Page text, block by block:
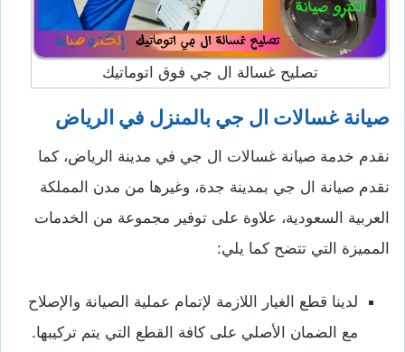
تصليح غسالة ال جي فوق اتوماتيك
صيانة غسالات ال جي بالمنزل في الرياض
نقدم خدمة صيانة غسالات ال جي في مدينة الرياض، كما
نقدم صيانة ال جي بمدينة جدة، وغيرها من مدن المملكة
العربية السعودية، علاوة على توفير مجموعة من الخدمات
المميزة التي تتضح كما يلي:
لدينا قطع الغيار اللازمة لإتمام عملية الصيانة والإصلاح
مع الضمان الأصلي على كافة القطع التي يتم تركيبها.